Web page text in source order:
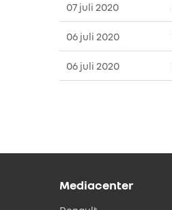
07 juli 2020
06 juli 2020
06 juli 2020
Mediacenter